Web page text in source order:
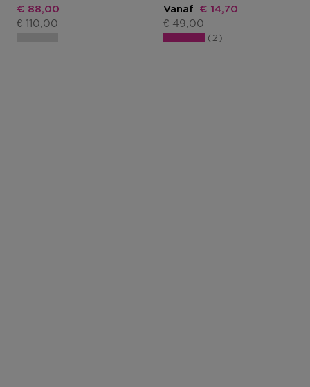
Kortingsprijs
€ 88,00
Productprijs
€ 110,00
Vanaf Kortingsprijs
€ 14,70
Productprijs
€ 49,00
2